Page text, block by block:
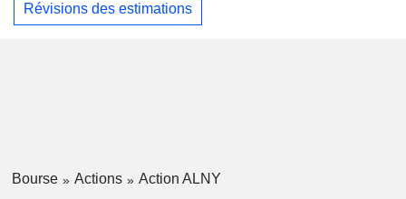
Révisions des estimations
Bourse Actions Action ALNY